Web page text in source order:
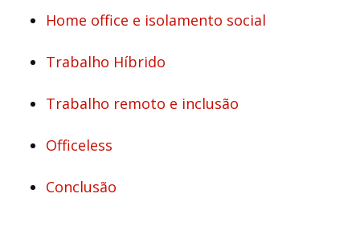
Home office e isolamento social
Trabalho Híbrido
Trabalho remoto e inclusão
Officeless
Conclusão